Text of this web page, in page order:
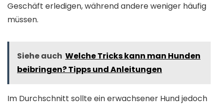
Geschäft erledigen, während andere weniger häufig
müssen.
Siehe auch Welche Tricks kann man Hunden
beibringen? Tipps und Anleitungen
Im Durchschnitt sollte ein erwachsener Hund jedoch